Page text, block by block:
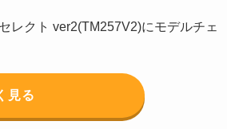
レクト ver2(TM257V2)にモデルチェ
見る